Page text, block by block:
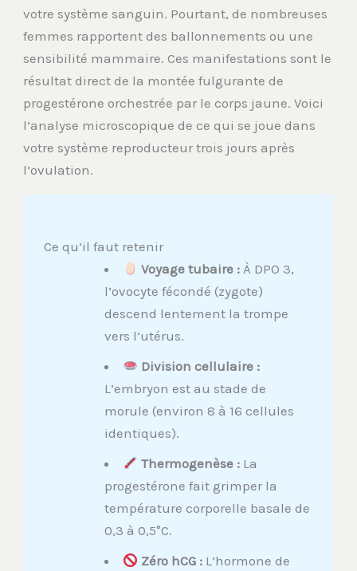
votre système sanguin. Pourtant, de nombreuses
femmes rapportent des ballonnements ou une
sensibilité mammaire. Ces manifestations sont le
résultat direct de la montée fulgurante de
progestérone orchestrée par le corps jaune. Voici
l’analyse microscopique de ce qui se joue dans
votre système reproducteur trois jours après
l’ovulation.
Ce qu’il faut retenir
Voyage tubaire : À DPO 3,
l’ovocyte fécondé (zygote)
descend lentement la trompe
vers l’utérus.
Division cellulaire :
L’embryon est au stade de
morule (environ 8 à 16 cellules
identiques).
Thermogenèse : La
progestérone fait grimper la
température corporelle basale de
0,3 à 0,5°C.
Zéro hCG : L’hormone de